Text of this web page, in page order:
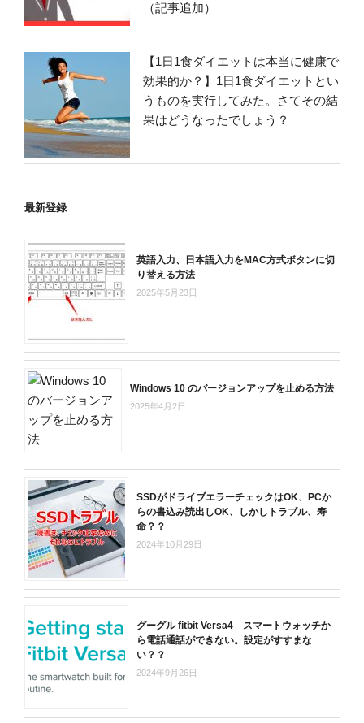
（記事追加）
【1日1食ダイエットは本当に健康で
効果的か？】1日1食ダイエットとい
うものを実行してみた。さてその結
果はどうなったでしょう？
最新登録
英語入力、日本語入力をMAC方式ボタンに切
り替える方法
2025年5月23日
Windows 10 のバージョンアップを止める方法
2025年4月2日
SSDがドライブエラーチェックはOK、PCか
らの書込み読出しOK、しかしトラブル、寿
命？？
2024年10月29日
グーグル fitbit Versa4 スマートウォッチか
ら電話通話ができない。設定がすすまな
い？？
2024年9月26日